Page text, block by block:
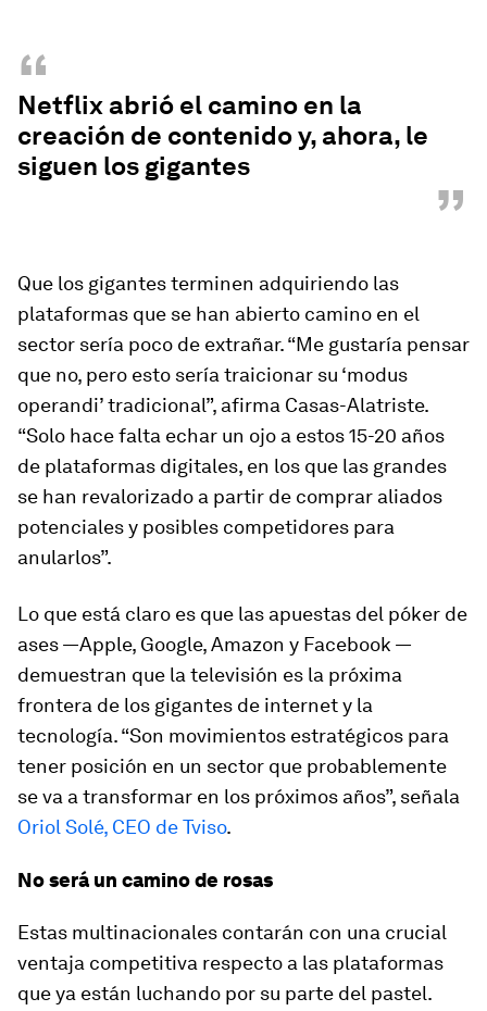
“
Netflix abrió el camino en la
creación de contenido y, ahora, le
siguen los gigantes
”
Que los gigantes terminen adquiriendo las
plataformas que se han abierto camino en el
sector sería poco de extrañar. “Me gustaría pensar
que no, pero esto sería traicionar su ‘modus
operandi’ tradicional”, afirma Casas-Alatriste.
“Solo hace falta echar un ojo a estos 15-20 años
de plataformas digitales, en los que las grandes
se han revalorizado a partir de comprar aliados
potenciales y posibles competidores para
anularlos”.
Lo que está claro es que las apuestas del póker de
ases —Apple, Google, Amazon y Facebook —
demuestran que la televisión es la próxima
frontera de los gigantes de internet y la
tecnología. “Son movimientos estratégicos para
tener posición en un sector que probablemente
se va a transformar en los próximos años”, señala
Oriol Solé, CEO de Tviso.
No será un camino de rosas
Estas multinacionales contarán con una crucial
ventaja competitiva respecto a las plataformas
que ya están luchando por su parte del pastel.